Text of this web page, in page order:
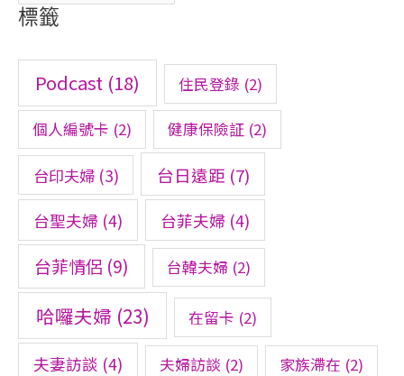
標籤
Podcast (18) 住民登錄 (2)
個人編號卡 (2) 健康保險証 (2)
台印夫婦(3) 台日遠距 (7)
台聖夫婦 (4) 台菲夫婦 (4)
台菲情侶 (9) 台韓夫婦 (2)
哈囉夫婦 (23) 在留卡 (2)
夫妻訪談 (4) 夫婦訪談 (2) 家族滯在 (2)